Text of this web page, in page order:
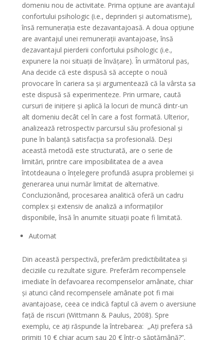
domeniu nou de activitate. Prima opțiune are avantajul
confortului psihologic (i.e., deprinderi și automatisme),
însă remunerația este dezavantajoasă. A doua opțiune
are avantajul unei remunerații avantajoase, însă
dezavantajul pierderii confortului psihologic (i.e.,
expunere la noi situații de învățare). În următorul pas,
Ana decide că este dispusă să accepte o nouă
provocare în cariera sa și argumentează că la vârsta sa
este dispusă să experimenteze. Prin urmare, caută
cursuri de inițiere și aplică la locuri de muncă dintr-un
alt domeniu decât cel în care a fost formată. Ulterior,
analizează retrospectiv parcursul său profesional și
pune în balanță satisfacția sa profesională. Deși
această metodă este structurată, are o serie de
limitări, printre care imposibilitatea de a avea
întotdeauna o înțelegere profundă asupra problemei și
generarea unui număr limitat de alternative.
Concluzionând, procesarea analitică oferă un cadru
complex și extensiv de analiză a informațiilor
disponibile, însă în anumite situații poate fi limitată.
Automat
Din această perspectivă, preferăm predictibilitatea și
deciziile cu rezultate sigure. Preferăm recompensele
imediate în defavoarea recompenselor amânate, chiar
și atunci când recompensele amânate pot fi mai
avantajoase, ceea ce indică faptul că avem o aversiune
față de riscuri (Wittmann & Paulus, 2008). Spre
exemplu, ce ați răspunde la întrebarea: „Ați prefera să
primiți 10 € chiar acum sau 20 € într-o săptămână?”.